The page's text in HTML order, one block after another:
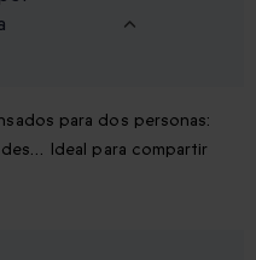
para dos personas:
Ideal para compartir